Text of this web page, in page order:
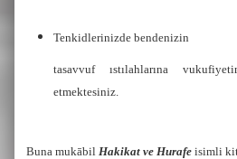
Tenkidlerinizde bendenizin
tasavvuf ıstılahlarına
etmektesiniz.
Buna mukābilHakikat ve Hurafe isimli